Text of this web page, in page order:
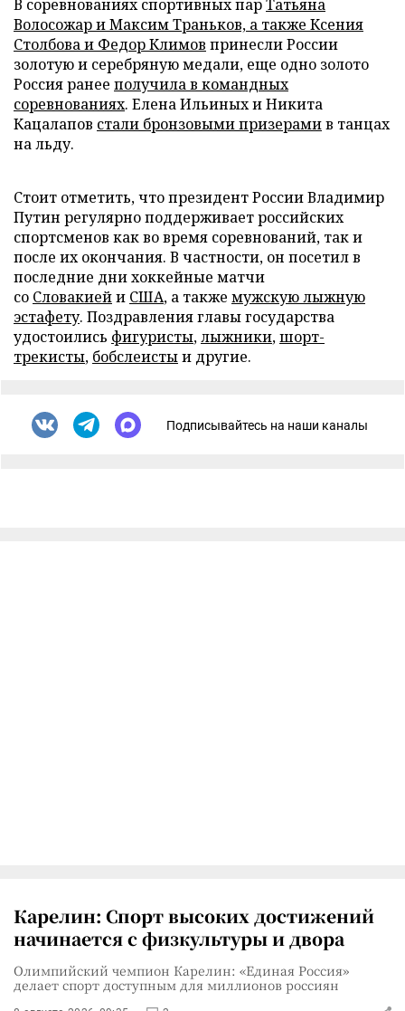
В соревнованиях спортивных парТатьяна
Волосожар и Максим Траньков, а также Ксения
Столбова и Федор Климов принесли России
золотую и серебряную медали, еще одно золото
Россия ранее получила в командных
соревнованиях. Елена Ильиных и Никита
Кацалапов стали бронзовыми призерамив танцах
на льду.
Стоит отметить, что президент России Владимир
Путин регулярно поддерживает российских
спортсменов как во время соревнований, так и
после их окончания. В частности, он посетил в
последние дни хоккейные матчи
со Словакиейи США, а также мужскую лыжную
эстафету. Поздравления главы государства
удостоились фигуристы,лыжники,шорт-
трекисты, бобслеистыи другие.
Подписывайтесь на наши каналы
Карелин: Спорт высоких достижений
начинается с физкультуры и двора
Олимпийский чемпион Карелин: «Единая Россия»
делает спорт доступным для миллионов россиян